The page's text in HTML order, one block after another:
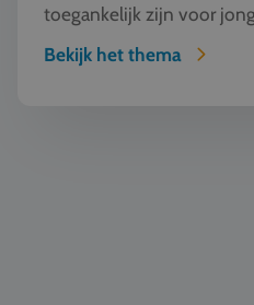
toegankelijk zijn voor
Bekijk het thema